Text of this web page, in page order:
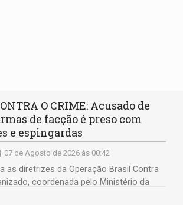
O CRIME: Acusado de
de facção é preso com
e espingardas
07 de Agosto de 2026 às 00:42
as diretrizes da Operação Brasil Contra
coordenada pelo Ministério da